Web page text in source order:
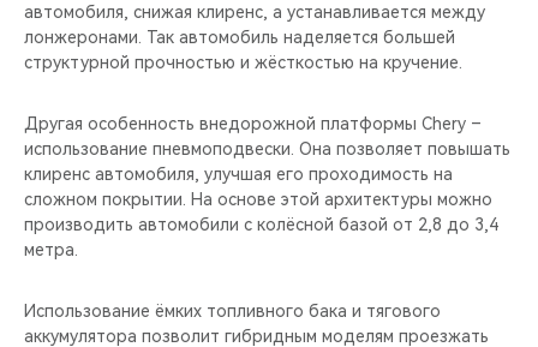
автомобиля, снижая клиренс, а устанавливается между
лонжеронами. Так автомобиль наделяется большей
структурной прочностью и жёсткостью на кручение.
Другая особенность внедорожной платформы Chery –
использование пневмоподвески. Она позволяет повышать
клиренс автомобиля, улучшая его проходимость на
сложном покрытии. На основе этой архитектуры можно
производить автомобили с колёсной базой от 2,8 до 3,4
метра.
Использование ёмких топливного бака и тягового
аккумулятора позволит гибридным моделям проезжать